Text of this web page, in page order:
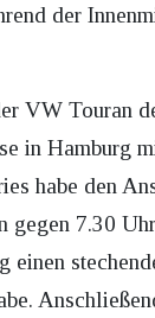
der
VW Touran
in Hamburg
habe den
gegen 7.30
einen